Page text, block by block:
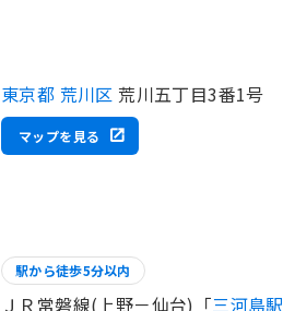
東京都 荒川区 荒川五丁目3番1号
マップを見る
駅から徒歩5分以内
ＪＲ常磐線(上野－仙台)「三河島駅